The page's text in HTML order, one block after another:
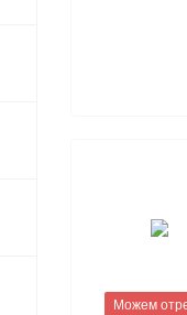
Можем